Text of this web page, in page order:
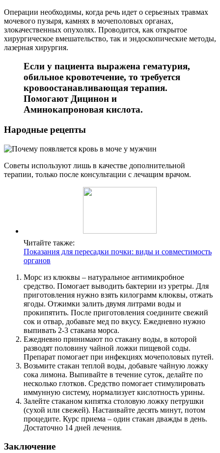
Операции необходимы, когда речь идет о серьезных травмах
мочевого пузыря, камнях в мочеполовых органах,
злокачественных опухолях. Проводится, как открытое
хирургическое вмешательство, так и эндоскопические методы,
лазерная хирургия.
Если у пациента выражена гематурия,
обильное кровотечение, то требуется
кровоостанавливающая терапия.
Помогают Дицинон и
Аминокапроновая кислота.
Народные рецепты
Советы используют лишь в качестве дополнительной
терапии, только после консультации с лечащим врачом.
Читайте также:
Показания для пересадки почки: виды и совместимость
органов
Морс из клюквы – натуральное антимикробное
средство. Помогает выводить бактерии из уретры. Для
приготовления нужно взять килограмм клюквы, отжать
ягоды. Отжимки залить двумя литрами воды и
прокипятить. После приготовления соедините свежий
сок и отвар, добавьте мед по вкусу. Ежедневно нужно
выпивать 2-3 стакана морса.
Ежедневно принимают по стакану воды, в которой
разводят половину чайной ложки пищевой соды.
Препарат помогает при инфекциях мочеполовых путей.
Возьмите стакан теплой воды, добавьте чайную ложку
сока лимона. Выпивайте в течение суток, делайте по
несколько глотков. Средство помогает стимулировать
иммунную систему, нормализует кислотность урины.
Залейте стаканом кипятка столовую ложку петрушки
(сухой или свежей). Настаивайте десять минут, потом
процедите. Курс приема – один стакан дважды в день.
Достаточно 14 дней лечения.
Заключение